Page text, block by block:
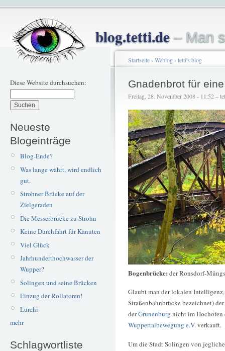
blog.tetti.de– Man
Diese Website durchsuchen:
Neueste
Blogeinträge
Blog-Ende?
Was lange währt, wird endlich
gut.
Strohner Brücke auf der
Zielgeraden
Die Messerbrücke zu Strohn
Keine Durchfahrt für Kanuten
Viel Glück
Jahrhunderthochwasser der
Wupper?
Solingen und seine Brücken
Einzug der Rollatoren!
Lurchi
mehr
Schlagwortliste
Startseite› Weblog› tetti's blog
Gnadenbrot für
Freitag, 28. November 2008 - 11:52 –
Bogenbrücke: der Ronsdorf-
Glaubt man der lokalen
Straßenbahnbrücke bezeichnet)
derGrunenburg nicht im Hochofen
Wuppertalbewegung e.V.verkauft.
Um die Stadt Solingen von